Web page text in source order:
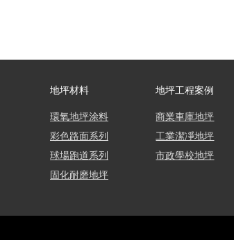
地坪材料
環氧地坪涂料
彩色路面系列
球場跑道系列
固化耐磨地坪
地坪工程案例
商業車庫地坪
工業潔凈地坪
市政學校地坪